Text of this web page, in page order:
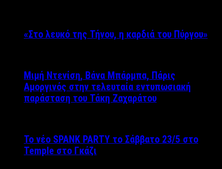
«Στο λευκό της Τήνου, η καρδιά του Πύργου»
Μιμή Ντενίση, Βάνα Μπάρμπα, Πάρις
Αμοργινός στην τελευταία εντυπωσιακή
παράσταση του Τάκη Ζαχαράτου
Το νέο SPANK PARTY το Σάββατο 23/5 στο
Temple στο Γκάζι